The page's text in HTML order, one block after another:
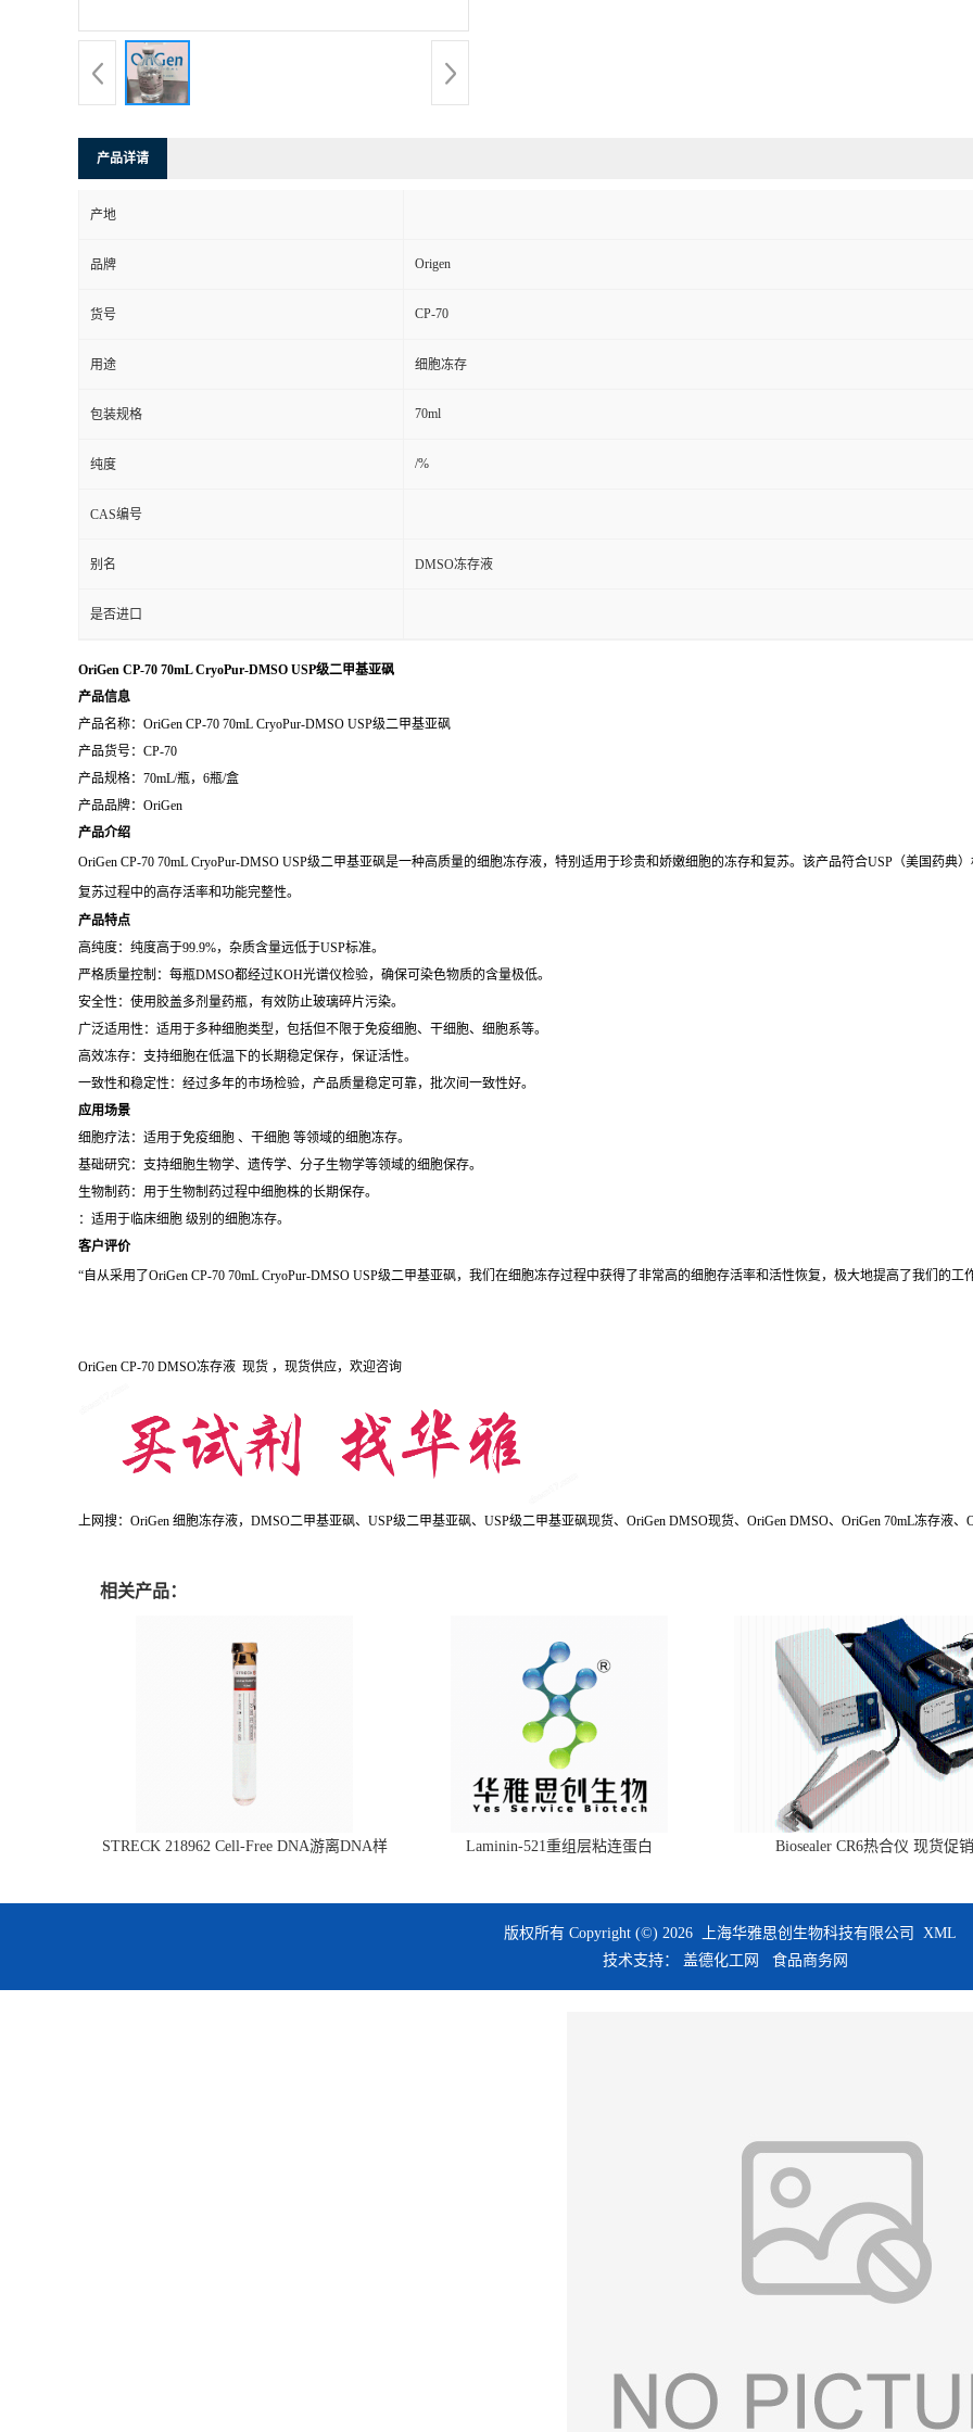
产品详请
产地
品牌 Origen
货号 CP-70
用途 细胞冻存
包装规格 70ml
纯度 /%
CAS编号
别名 DMSO冻存液
是否进口
OriGen CP-70 70mL CryoPur-DMSO USP级二甲基亚砜
产品信息
产品名称：OriGen CP-70 70mL CryoPur-DMSO USP级二甲基亚砜
产品货号：CP-70
产品规格：70mL/瓶，6瓶/盒
产品品牌：OriGen
产品介绍
OriGen CP-70 70mL CryoPur-DMSO USP级二甲基亚砜是一种高质量的细胞冻存液，特别适用于珍贵和娇嫩细胞的冻存和复苏。该产品符合USP（美国药典
复苏过程中的高存活率和功能完整性。
产品特点
高纯度：纯度高于99.9%，杂质含量远低于USP标准。
严格质量控制：每瓶DMSO都经过KOH光谱仪检验，确保可染色物质的含量极低。
安全性：使用胶盖多剂量药瓶，有效防止玻璃碎片污染。
广泛适用性：适用于多种细胞类型，包括但不限于免疫细胞、干细胞、细胞系等。
高效冻存：支持细胞在低温下的长期稳定保存，保证活性。
一致性和稳定性：经过多年的市场检验，产品质量稳定可靠，批次间一致性好。
应用场景
细胞疗法：适用于免疫细胞 、干细胞 等领域的细胞冻存。
基础研究：支持细胞生物学、遗传学、分子生物学等领域的细胞保存。
生物制药：用于生物制药过程中细胞株的长期保存。
：适用于临床细胞 级别的细胞冻存。
客户评价
“自从采用了OriGen CP-70 70mL CryoPur-DMSO USP级二甲基亚砜，我们在细胞冻存过程中获得了非常高的细胞存活率和活性恢复，极大地提高了我们的工
OriGen CP-70 DMSO冻存液 现货 ，现货供应，欢迎咨询
上网搜：OriGen 细胞冻存液，DMSO二甲基亚砜、USP级二甲基亚砜、USP级二甲基亚砜现货、OriGen DMSO现货、OriGen DMSO、OriGen 70mL冻存液
相关产品：
STRECK 218962 Cell-Free DNA游离DNA样
Laminin-521重组层粘连蛋白 Biosealer CR6热合仪 现货促销
版权所有 Copyright (©) 2026 上海华雅思创生物科技有限公司
XML
技术支持： 盖德化工网 食品商务网